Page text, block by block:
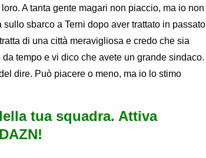
A tanta gente magari non piaccio, ma io non
sbarco a Terni dopo aver trattato in passato
di una città meravigliosa e credo che sia
tempo e vi dico che avete un grande sindaco.
dire. Può piacere o meno, ma io lo stimo
tua squadra. Attiva